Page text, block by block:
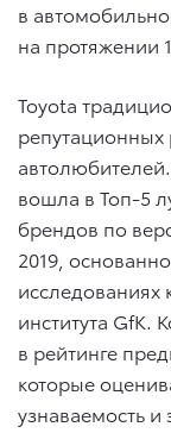
в
на протяжении
Toyota
репутационных
вошла в Топ-5
брендов по
2019,
исследованиях
института GfK.
в рейтинге
которые
узнаваемость